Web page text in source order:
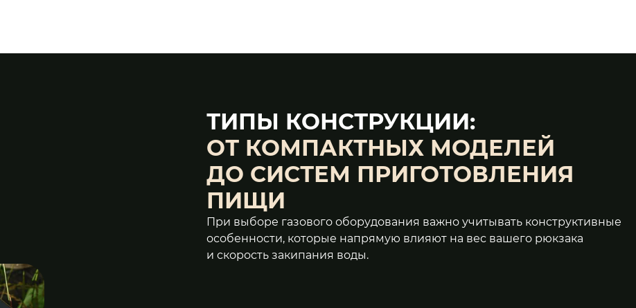
ТИПЫ КОНСТРУКЦИИ:
ОТ КОМПАКТНЫХ МОДЕЛЕЙ
ДО СИСТЕМ ПРИГОТОВЛЕНИЯ
ПИЩИ
При выборе газового оборудования важно учитывать конструктивные
особенности, которые напрямую влияют на вес вашего рюкзака
и скорость закипания воды.